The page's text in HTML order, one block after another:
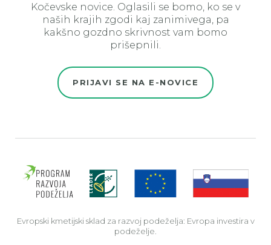
Kočevske novice. Oglasili se bomo, ko se v
naših krajih zgodi kaj zanimivega, pa
kakšno gozdno skrivnost vam bomo
prišepnili.
PRIJAVI SE NA E-NOVICE
Evropski kmetijski sklad za razvoj podeželja: Evropa investira v
podeželje.